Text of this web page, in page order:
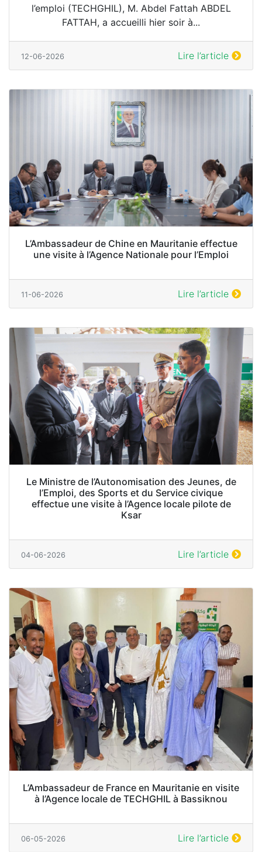
l’emploi (TECHGHIL), M. Abdel Fattah ABDEL
FATTAH, a accueilli hier soir à...
12-06-2026 Lire l’article
L’Ambassadeur de Chine en Mauritanie effectue
une visite à l’Agence Nationale pour l’Emploi
11-06-2026 Lire l’article
Le Ministre de l’Autonomisation des Jeunes, de
l’Emploi, des Sports et du Service civique
effectue une visite à l’Agence locale pilote de
Ksar
04-06-2026 Lire l’article
L’Ambassadeur de France en Mauritanie en visite
à l’Agence locale de TECHGHIL à Bassiknou
06-05-2026 Lire l’article